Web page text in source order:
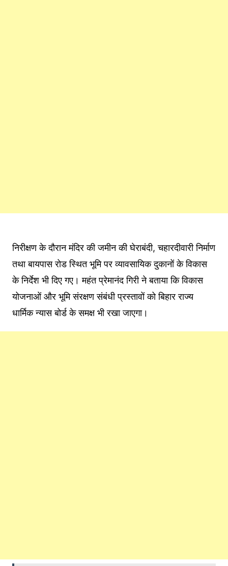
निरीक्षण के दौरान मंदिर की जमीन की घेराबंदी, चहारदीवारी निर्माण
तथा बायपास रोड स्थित भूमि पर व्यावसायिक दुकानों के विकास
के निर्देश भी दिए गए। महंत प्रेमानंद गिरी ने बताया कि विकास
योजनाओं और भूमि संरक्षण संबंधी प्रस्तावों को बिहार राज्य
धार्मिक न्यास बोर्ड के समक्ष भी रखा जाएगा।